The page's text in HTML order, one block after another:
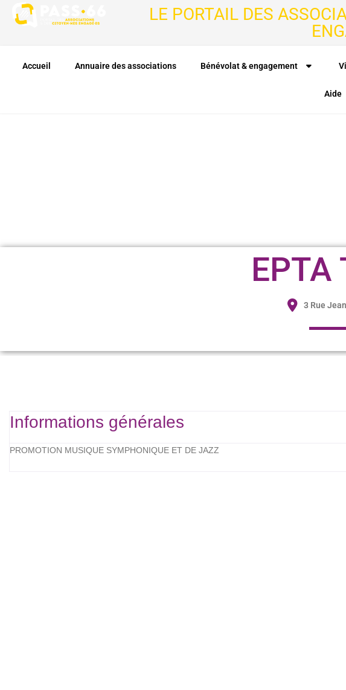
LE PORTAIL DES
Accueil Annuaire des associations Bénévolat & engagement
Aide
EPTA
3 Rue
Informations générales
PROMOTION MUSIQUE SYMPHONIQUE ET DE JAZZ